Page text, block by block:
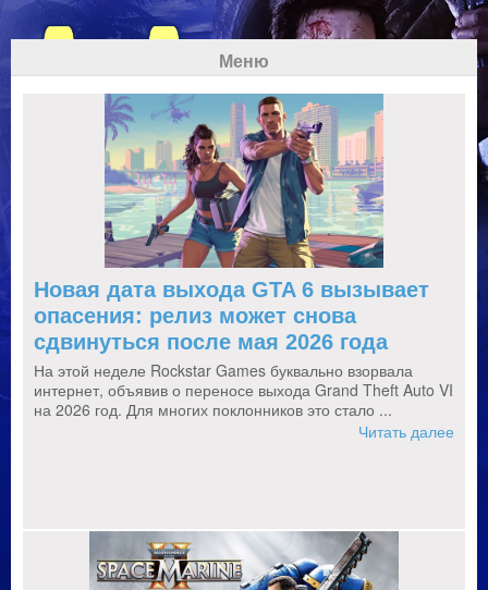
Меню
Новая дата выхода GTA 6 вызывает
опасения: релиз может снова
сдвинуться после мая 2026 года
На этой неделе Rockstar Games буквально взорвала
интернет, объявив о переносе выхода Grand Theft Auto VI
на 2026 год. Для многих поклонников это стало ...
Читать далее